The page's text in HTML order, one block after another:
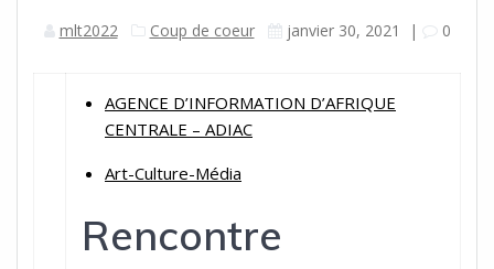
mlt2022 Coup de coeur janvier 30, 2021 | 0
AGENCE D’INFORMATION D’AFRIQUE
CENTRALE – ADIAC
Art-Culture-Média
Rencontre